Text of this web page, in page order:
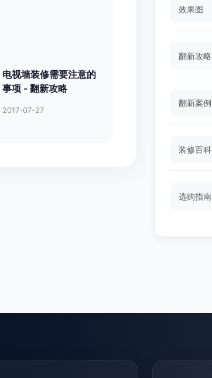
电视墙装修需要注意的
事项 - 翻新攻略
2017-07-27
效果图
翻新攻略
翻新案例
装修百科
选购指南